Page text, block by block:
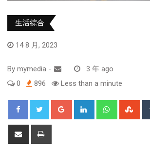
生活綜合
14 8 月, 2023
By mymedia -
3 年 ago
0
896 Less than a minute